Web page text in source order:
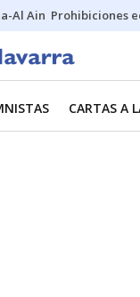
Al Ain Prohibiciones
CARTAS A